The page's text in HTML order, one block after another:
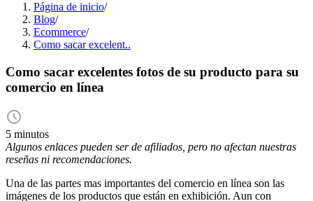
Página de inicio/
Blog/
Ecommerce/
Como sacar excelent..
Como sacar excelentes fotos de su producto para su
comercio en línea
5 minutos
Algunos enlaces pueden ser de afiliados, pero no afectan nuestras
reseñas ni recomendaciones.
Una de las partes mas importantes del comercio en línea son las
imágenes de los productos que están en exhibición. Aun con